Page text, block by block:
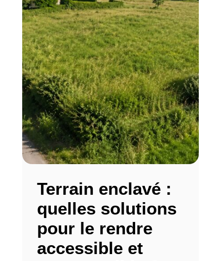
Terrain enclavé :
quelles solutions
pour le rendre
accessible et